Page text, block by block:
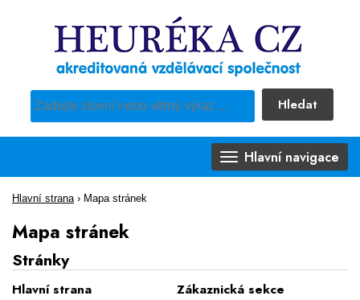
Hledat
Pro vyhledávání obsahu webu použijte předdefinovaný výběr
Hlavní navigace
Hlavní strana › Mapa stránek
Mapa stránek
Stránky
Hlavní strana
Zákaznická sekce